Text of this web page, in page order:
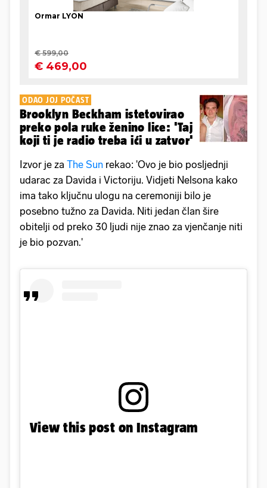
ODAO JOJ POČAST
Brooklyn Beckham istetovirao
preko pola ruke ženino lice: 'Taj
koji ti je radio treba ići u zatvor'
Izvor je za The Sun rekao: 'Ovo je bio posljednji
udarac za Davida i Victoriju. Vidjeti Nelsona kako
ima tako ključnu ulogu na ceremoniji bilo je
posebno tužno za Davida. Niti jedan član šire
obitelji od preko 30 ljudi nije znao za vjenčanje niti
je bio pozvan.'
View this post on Instagram